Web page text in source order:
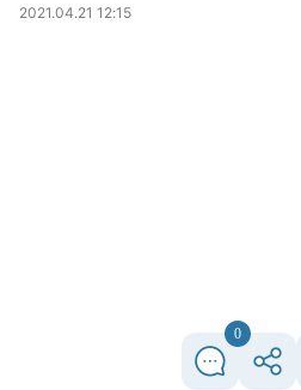
2021.04.21 12:15
0